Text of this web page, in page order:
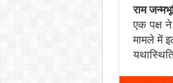
राम
एक पक्ष
मामले में